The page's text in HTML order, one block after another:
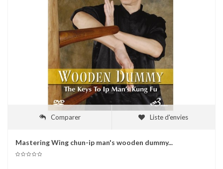
Comparer Liste d'envies
Mastering Wing chun-ip man's wooden dummy...